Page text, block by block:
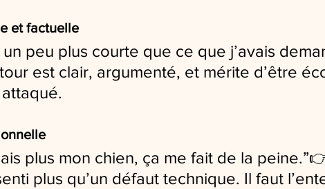
et factuelle
peu plus courte que ce que j’avais
est clair, argumenté, et mérite d’être
plus mon chien, ça me fait de la
plus qu’un défaut technique. Il faut